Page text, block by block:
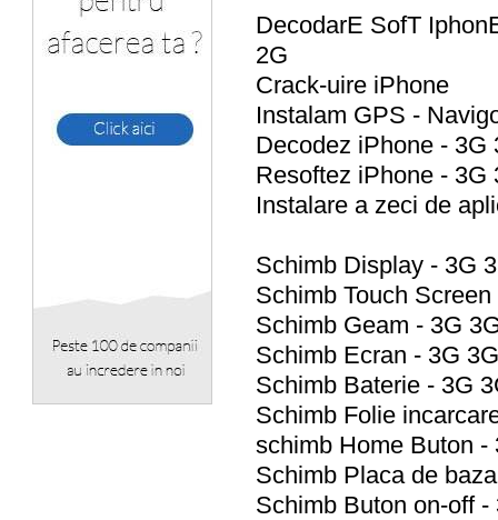
DecodarE SofT
2G
Crack-uire iPhone
Instalam GPS -
Decodez iPhone - 3G
Resoftez iPhone - 3G
Instalare a zeci de
Schimb Display - 3G
Schimb Touch
Schimb Geam - 3G
Schimb Ecran - 3G
Schimb Baterie - 3G
Schimb Folie
schimb Home Buton -
Schimb Placa de
Schimb Buton on-off -